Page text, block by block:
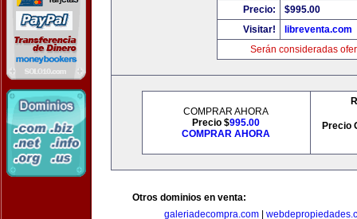
Precio:
$995.00
Visitar!
libreventa.com
Serán consideradas
COMPRAR AHORA
Precio $995.00
COMPRAR AHORA
Precio
Otros dominios en venta:
galeriadecompra.com|